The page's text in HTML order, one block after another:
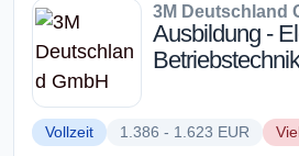
3M Deutschland
Ausbildung -
Vollzeit 1.386 - 1.623 EUR